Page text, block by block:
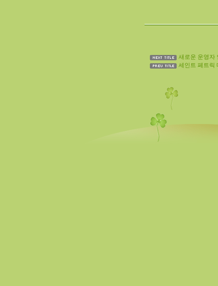
새로운 운영자
세인트 페트릭